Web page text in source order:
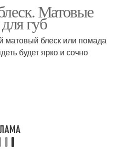
Матовые
губ
матовый блеск или помада
будет ярко и сочно